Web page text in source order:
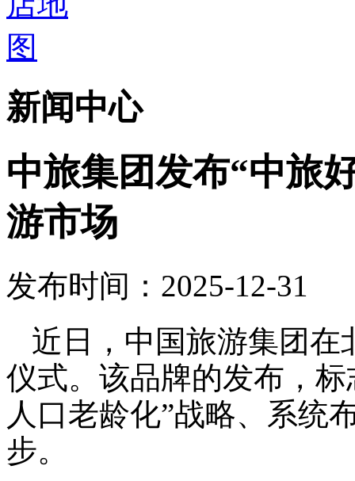
新闻中心
中旅集团发布“中旅
游市场
发布时间：2025-12-31
近日，中国旅游集团在
仪式。该品牌的发布，
人口老龄化”战略、系统
步。